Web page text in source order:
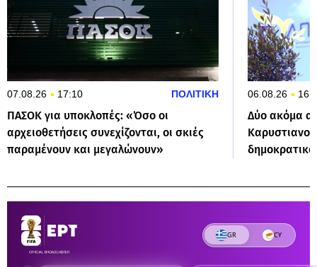
07.08.26 17:10 ΠΟΛΙΤΙΚΗ
ΠΑΣΟΚ για υποκλοπές: «Όσο οι
αρχειοθετήσεις συνεχίζονται, οι σκιές
παραμένουν και μεγαλώνουν»
06.08.26
Δύο ακόμα